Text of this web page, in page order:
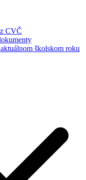
CVČ
školskom roku